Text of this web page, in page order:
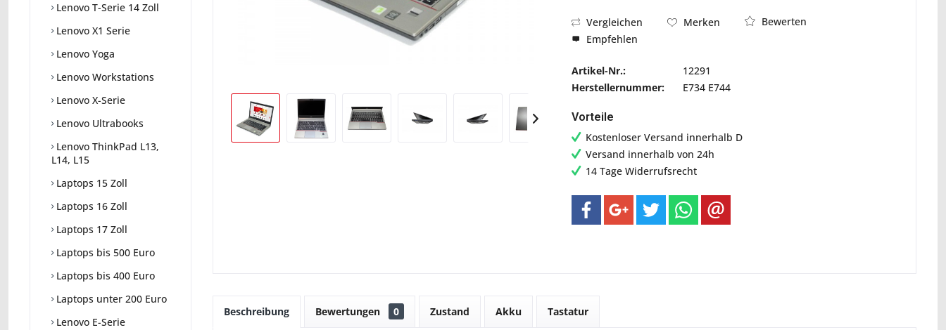
Lenovo T-Serie 14 Zoll
Lenovo X1 Serie
Lenovo Yoga
Lenovo Workstations
Lenovo X-Serie
Lenovo Ultrabooks
Lenovo ThinkPad L13,
L14, L15
Laptops 15 Zoll
Laptops 16 Zoll
Laptops 17 Zoll
Laptops bis 500 Euro
Laptops bis 400 Euro
Laptops unter 200 Euro
Lenovo E-Serie
Vergleichen Merken
Bewerten
Empfehlen
Artikel-Nr.:
12291
Herstellernummer:
E734 E744
Vorteile
Kostenloser Versand innerhalb D
Versand innerhalb von 24h
14 Tage Widerrufsrecht
Beschreibung Bewertungen 0 Zustand Akku Tastatur